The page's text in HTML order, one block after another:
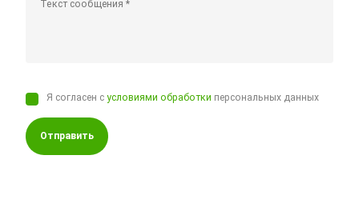
Я согласен сусловиями обработки персональных данных
Отправить